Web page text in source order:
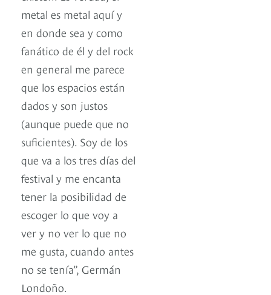
metal es metal aquí y
en donde sea y como
fanático de él y del rock
en general me parece
que los espacios están
dados y son justos
(aunque puede que no
suficientes). Soy de los
que va a los tres días del
festival y me encanta
tener la posibilidad de
escoger lo que voy a
ver y no ver lo que no
me gusta, cuando antes
no se tenía”, Germán
Londoño.